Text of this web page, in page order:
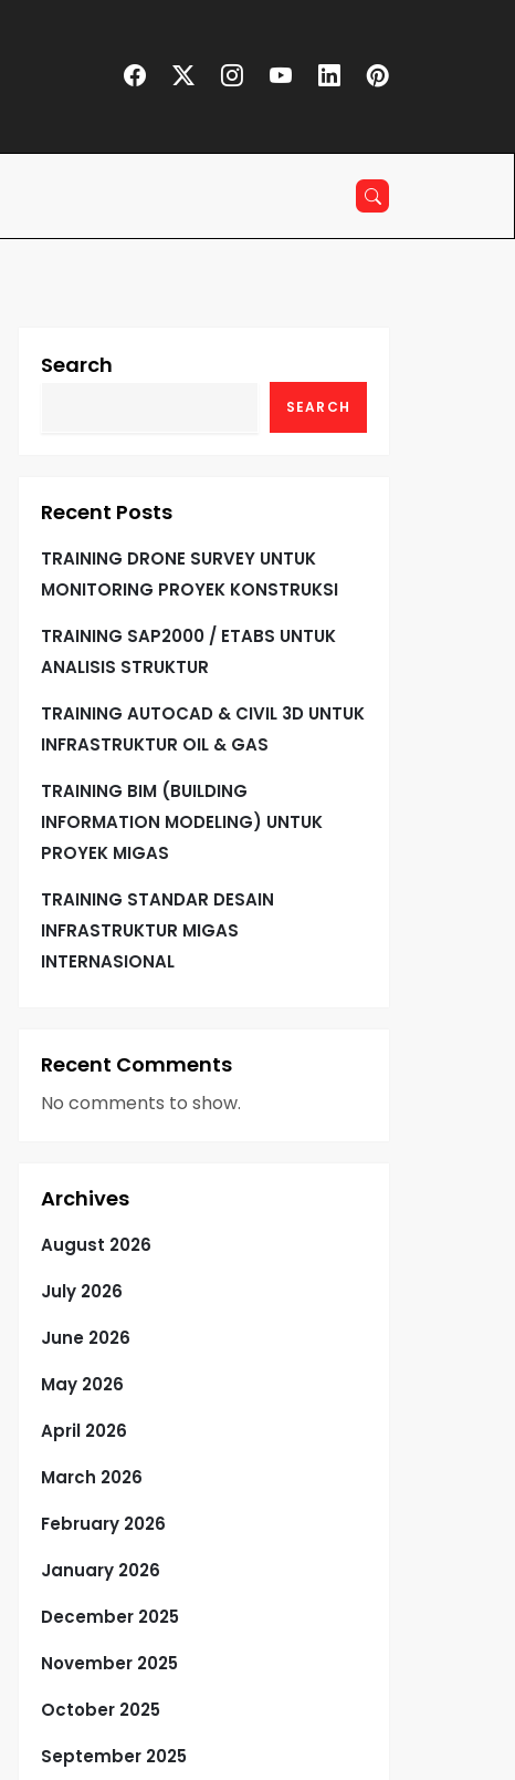
Search
SEARCH
Recent Posts
TRAINING DRONE SURVEY UNTUK
MONITORING PROYEK KONSTRUKSI
TRAINING SAP2000 / ETABS UNTUK
ANALISIS STRUKTUR
TRAINING AUTOCAD & CIVIL 3D UNTUK
INFRASTRUKTUR OIL & GAS
TRAINING BIM (BUILDING
INFORMATION MODELING) UNTUK
PROYEK MIGAS
TRAINING STANDAR DESAIN
INFRASTRUKTUR MIGAS
INTERNASIONAL
Recent Comments
No comments to show.
Archives
August 2026
July 2026
June 2026
May 2026
April 2026
March 2026
February 2026
January 2026
December 2025
November 2025
October 2025
September 2025